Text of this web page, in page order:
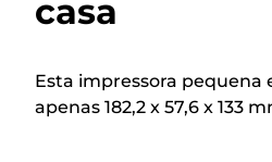
casa
Esta impressora pequena
apenas 182,2 x 57,6 x 133